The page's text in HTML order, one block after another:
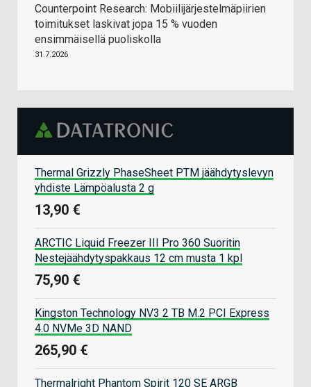
Counterpoint Research: Mobiilijärjestelmäpiirien
toimitukset laskivat jopa 15 % vuoden
ensimmäisellä puoliskolla
31.7.2026
Thermal Grizzly PhaseSheet PTM jäähdytyslevyn
yhdiste Lämpöalusta 2 g
13,90 €
ARCTIC Liquid Freezer III Pro 360 Suoritin
Nestejäähdytyspakkaus 12 cm musta 1 kpl
75,90 €
Kingston Technology NV3 2 TB M.2 PCI Express
4.0 NVMe 3D NAND
265,90 €
Thermalright Phantom Spirit 120 SE ARGB